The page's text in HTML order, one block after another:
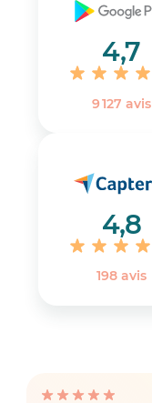
4,7
9 127 avis
4,8
198 avis